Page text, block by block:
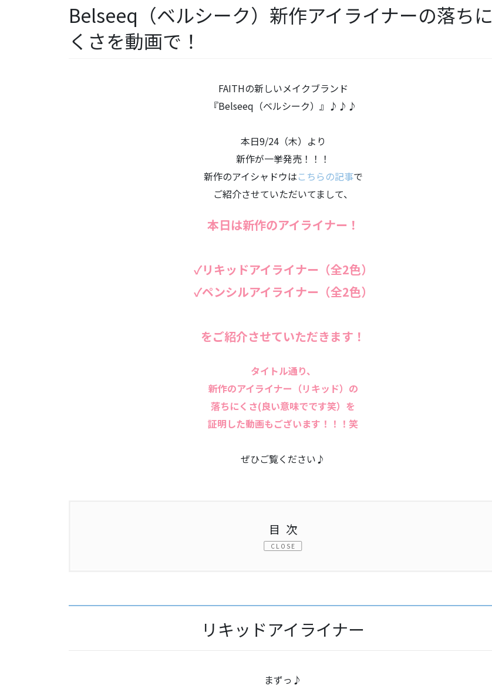
Belseeq（ベルシーク）新作アイライナーの落ちに
くさを動画で！
FAITHの新しいメイクブランド
『Belseeq（ベルシーク）』♪♪♪
本日9/24（木）より
新作が一挙発売！！！
新作のアイシャドウはこちらの記事で
ご紹介させていただいてまして、
本日は新作のアイライナー！
✓リキッドアイライナー（全2色）
✓ペンシルアイライナー（全2色）
をご紹介させていただきます！
タイトル通り、
新作のアイライナー（リキッド）の
落ちにくさ(良い意味でです笑）を
証明した動画もございます！！！笑
ぜひご覧ください♪
目次
リキッドアイライナー
まずっ♪